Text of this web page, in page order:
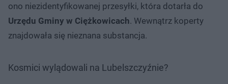
ono niezidentyfikowanej przesyłki, która dotarła do
Urzędu Gminy w Ciężkowicach. Wewnątrz koperty
znajdowała się nieznana substancja.
Kosmici wylądowali na Lubelszczyźnie?